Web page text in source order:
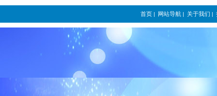
首页 | 网站导航 | 关于我们 |